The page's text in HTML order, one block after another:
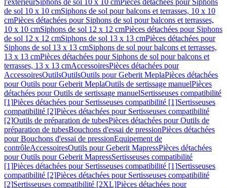
l'extérieurSiphons de sol 10 x 10 cmPièces détachées pour Siphons
de sol 10 x 10 cmSiphons de sol pour balcons et terrasses, 10 x 10
cmPièces détachées pour Siphons de sol pour balcons et terrasses,
10 x 10 cmSiphons de sol 12 x 12 cmPièces détachées pour Siphons
de sol 12 x 12 cmSiphons de sol 13 x 13 cmPièces détachées pour
Siphons de sol 13 x 13 cmSiphons de sol pour balcons et terrasses,
13 x 13 cmPièces détachées pour Siphons de sol pour balcons et
terrasses, 13 x 13 cmAccessoiresPièces détachées pour
AccessoiresOutilsOutilsOutils pour Geberit MeplaPièces détachées
pour Outils pour Geberit MeplaOutils de sertissage manuelPièces
détachées pour Outils de sertissage manuelSertisseuses compatibilité
[1]Pièces détachées pour Sertisseuses compatibilité [1]Sertisseuses
compatibilité [2]Pièces détachées pour Sertisseuses compatibilité
[2]Outils de préparation de tubesPièces détachées pour Outils de
préparation de tubesBouchons d'essai de pressionPièces détachées
pour Bouchons d'essai de pressionEquipement de
contrôleAccessoiresOutils pour Geberit MapressPièces détachées
pour Outils pour Geberit MapressSertisseuses compatibilité
[1]Pièces détachées pour Sertisseuses compatibilité [1]Sertisseuses
compatibilité [2]Pièces détachées pour Sertisseuses compatibilité
[2]Sertisseuses compatibilité [2XL]Pièces détachées pour